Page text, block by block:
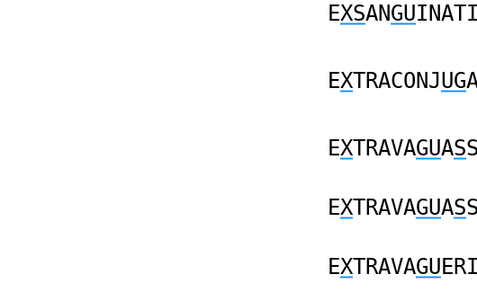
EXSANGU
EXTRACONJUG
EXTRAVAGUAS
EXTRAVAGUAS
EXTRAVAGU